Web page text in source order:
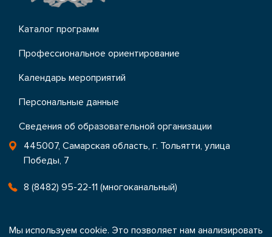
Мы используем cookie. Это позволяет нам анализировать
Каталог программ
Профессиональное ориентирование
Календарь мероприятий
Персональные данные
Сведения об образовательной организации
445007, Самарская область, г. Тольятти, улица
Победы, 7
8 (8482) 95-22-11 (многоканальный)